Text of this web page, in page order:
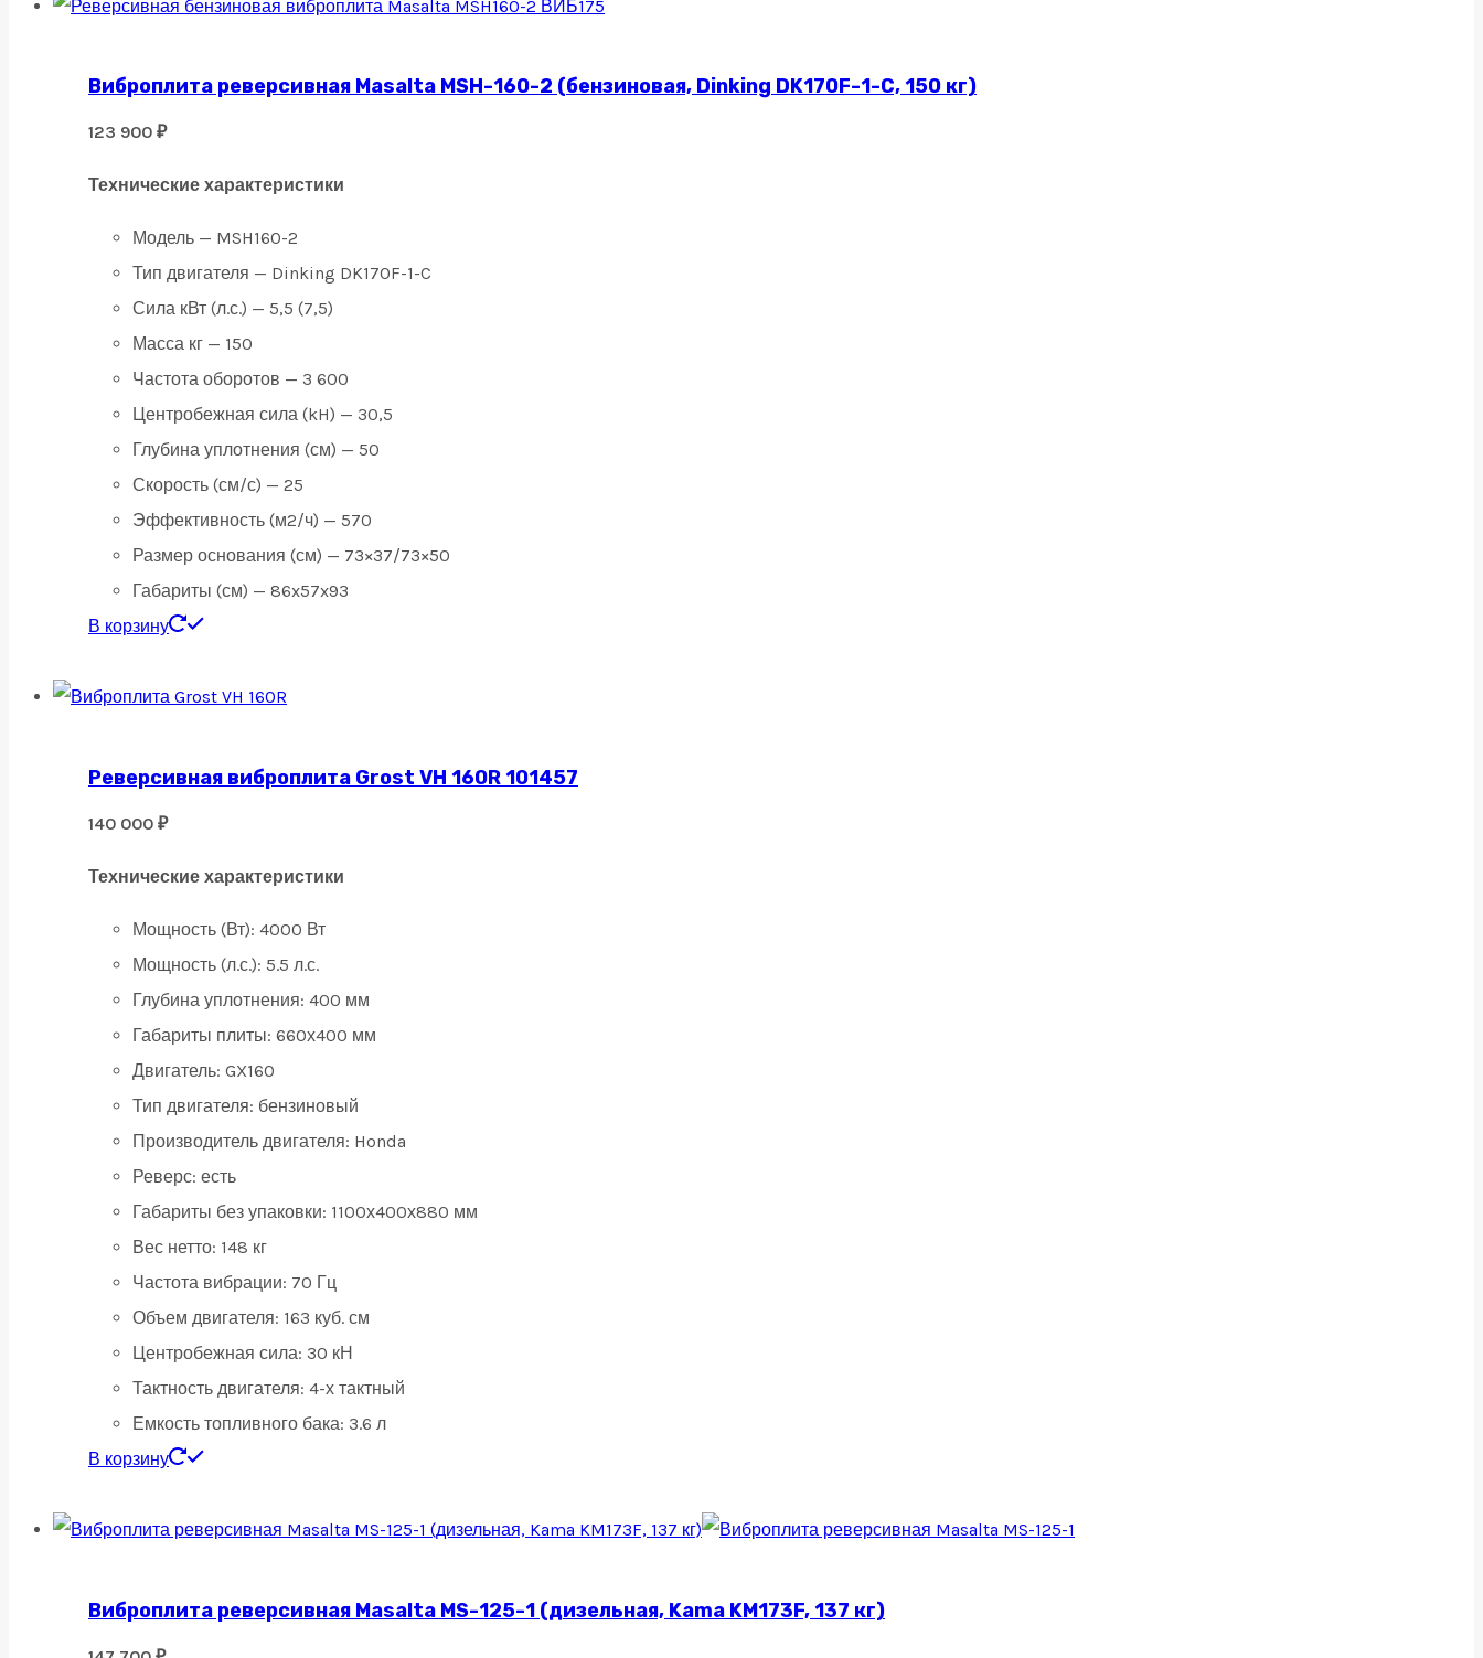
Виброплита реверсивная Masalta MSH-160-2 (бензиновая, Dinking DK170F-1-C, 150 кг)
123 900 ₽
Технические характеристики
Модель — MSH160-2
Тип двигателя — Dinking DK170F-1-C
Сила кВт (л.с.) — 5,5 (7,5)
Масса кг — 150
Частота оборотов — 3 600
Центробежная сила (kH) — 30,5
Глубина уплотнения (см) — 50
Скорость (см/с) — 25
Эффективность (м2/ч) — 570
Размер основания (см) — 73×37/73×50
Габариты (см) — 86x57x93
В корзину
Реверсивная виброплита Grost VH 160R 101457
140 000 ₽
Технические характеристики
Мощность (Вт): 4000 Вт
Мощность (л.с.): 5.5 л.с.
Глубина уплотнения: 400 мм
Габариты плиты: 660х400 мм
Двигатель: GX160
Тип двигателя: бензиновый
Производитель двигателя: Honda
Реверс: есть
Габариты без упаковки: 1100х400х880 мм
Вес нетто: 148 кг
Частота вибрации: 70 Гц
Объем двигателя: 163 куб. см
Центробежная сила: 30 кН
Тактность двигателя: 4-х тактный
Емкость топливного бака: 3.6 л
В корзину
Виброплита реверсивная Masalta MS-125-1 (дизельная, Kama KM173F, 137 кг)